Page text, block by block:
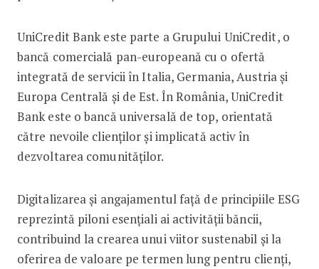
UniCredit Bank este parte a Grupului UniCredit, o
bancă comercială pan-europeană cu o ofertă
integrată de servicii în Italia, Germania, Austria și
Europa Centrală și de Est. În România, UniCredit
Bank este o bancă universală de top, orientată
către nevoile clienților și implicată activ în
dezvoltarea comunităților.
Digitalizarea și angajamentul față de principiile ESG
reprezintă piloni esențiali ai activității băncii,
contribuind la crearea unui viitor sustenabil și la
oferirea de valoare pe termen lung pentru clienți,